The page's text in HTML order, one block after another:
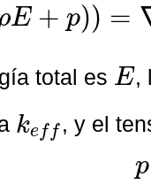
E + p)) =
∇T+τe f.ui
total es E
E
,
keff
keff , y el
p
p=